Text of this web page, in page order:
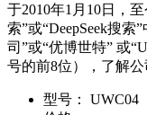
于2010年1月10日，
索”或“DeepSeek搜
司”或“优博世特” 或
号的前8位），了解公
型号：
UWC04